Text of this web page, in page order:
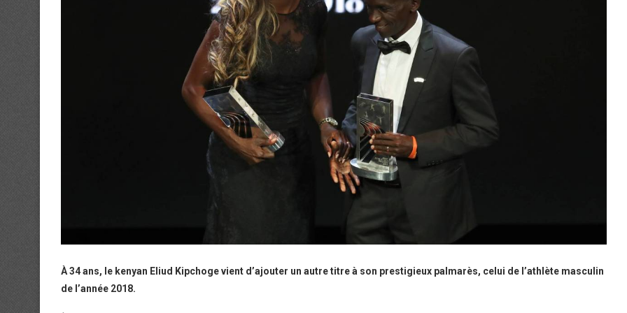
À 34 ans, le kenyan Eliud Kipchoge vient d’ajouter un autre titre à son prestigieux palmarès, celui de l’athlète masculin
de l’année 2018.